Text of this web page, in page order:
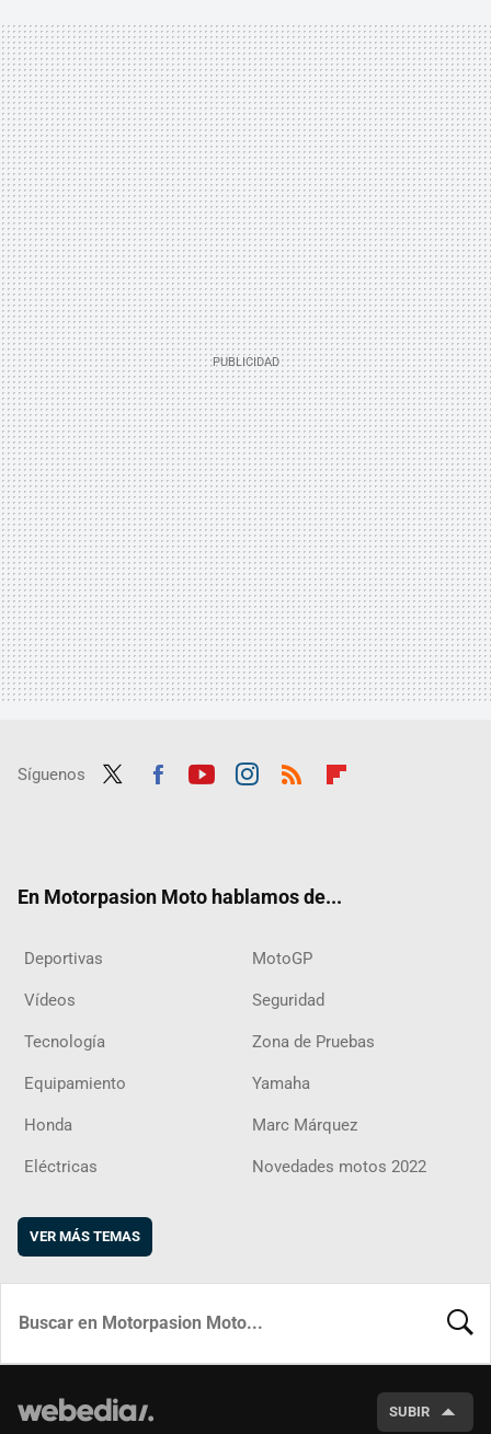
Síguenos
En Motorpasion Moto hablamos de...
Deportivas MotoGP
Vídeos Seguridad
Tecnología Zona de Pruebas
Equipamiento Yamaha
Honda Marc Márquez
Eléctricas Novedades motos 2022
VER MÁS TEMAS
SUBIR